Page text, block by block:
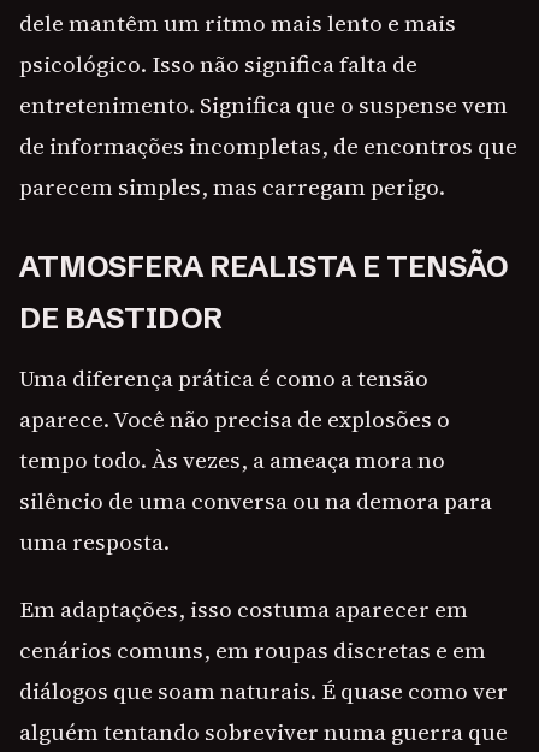
dele mantêm um ritmo mais lento e mais
psicológico. Isso não significa falta de
entretenimento. Significa que o suspense vem
de informações incompletas, de encontros que
parecem simples, mas carregam perigo.
ATMOSFERA REALISTA E TENSÃO
DE BASTIDOR
Uma diferença prática é como a tensão
aparece. Você não precisa de explosões o
tempo todo. Às vezes, a ameaça mora no
silêncio de uma conversa ou na demora para
uma resposta.
Em adaptações, isso costuma aparecer em
cenários comuns, em roupas discretas e em
diálogos que soam naturais. É quase como ver
alguém tentando sobreviver numa guerra que